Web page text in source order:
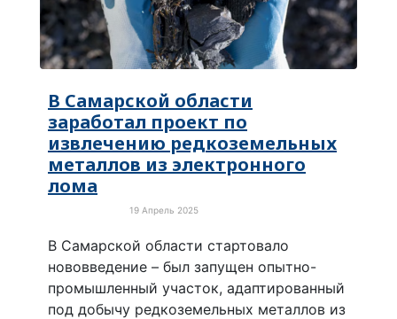
В Самарской области
заработал проект по
извлечению редкоземельных
металлов из электронного
лома
19 Апрель 2025
В Самарской области стартовало
нововведение – был запущен опытно-
промышленный участок, адаптированный
под добычу редкоземельных металлов из